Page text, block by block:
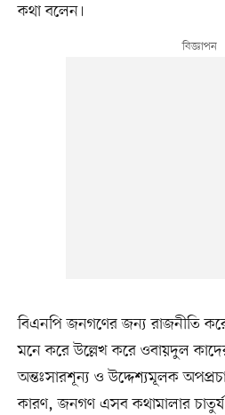
কথা বলেন।
বিএনপি জনগণের জন্য রাজনীতি
মনে করে উল্লেখ করে ওবায়দুল
অন্তঃসারশূন্য ও উদ্দেশ্যমূলক
কারণ, জনগণ এসব কথামালার চাতুর্য